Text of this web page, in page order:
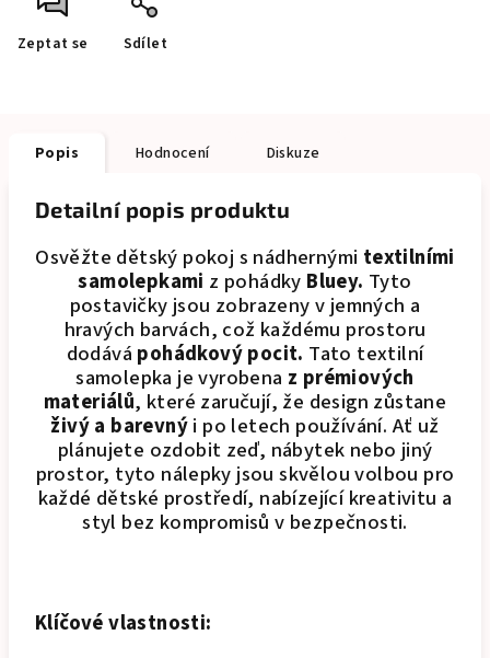
Zeptat se Sdílet
Popis Hodnocení Diskuze
Detailní popis produktu
Osvěžte dětský pokoj s nádhernými textilními
samolepkami z pohádky Bluey. Tyto
postavičky jsou zobrazeny v jemných a
hravých barvách, což každému prostoru
dodává pohádkový pocit. Tato textilní
samolepka je vyrobena z prémiových
materiálů, které zaručují, že design zůstane
živý a barevnýi po letech používání. Ať už
plánujete ozdobit zeď, nábytek nebo jiný
prostor, tyto nálepky jsou skvělou volbou pro
každé dětské prostředí, nabízející kreativitu a
styl bez kompromisů v bezpečnosti.
Klíčové vlastnosti: